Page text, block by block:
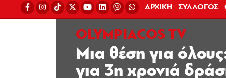
ΑΡΧΙΚΗ ΣΥΛΛΟΓΟΣ
OLYMPIACOS TV
Μια θέση για
για 3η χρονιά